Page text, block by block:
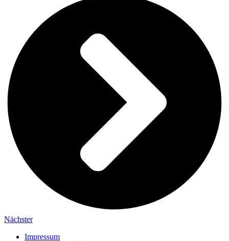
Nächster
Impressum